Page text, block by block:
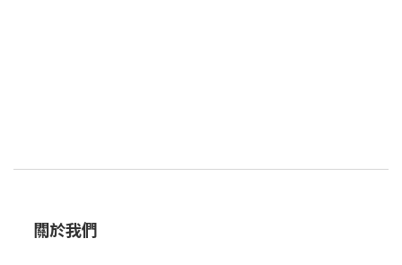
關於我們